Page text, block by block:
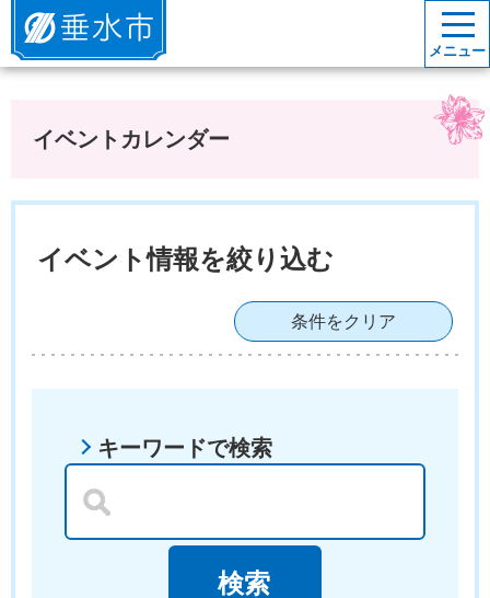
垂水市
メニュー
イベントカレンダー
イベント情報を絞り込む
条件をクリア
キーワードで検索